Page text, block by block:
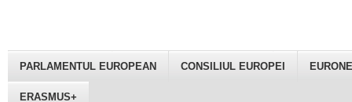
PARLAMENTUL EUROPEAN CONSILIUL EUROPEI
ERASMUS+